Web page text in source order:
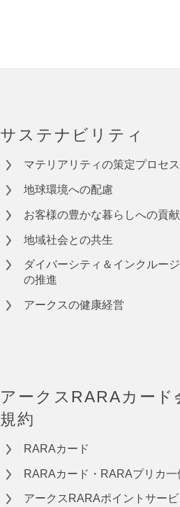
サステナビリティ
マテリアリティの策定プロセス
地球環境への配慮
お客様の豊かな暮らしへの貢献
地域社会との共生
ダイバーシティ＆インクルー
の推進
アークスの健康経営
アークスRARAカード
規約
RARAカード
RARAカード・RARAプリカ一
アークスRARAポイントサー